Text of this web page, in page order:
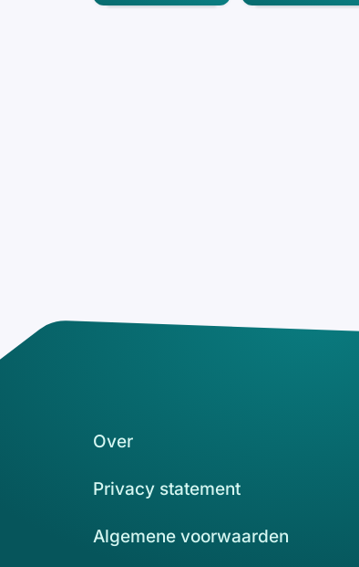
Over
Privacy statement
Algemene voorwaarden